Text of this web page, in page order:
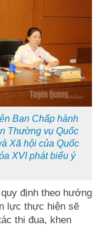
Ban Chấp hành
Thường vụ Quốc
Xã hội của Quốc
XVI phát biểu ý
định theo hướng
lực thực hiện sẽ
thi đua, khen